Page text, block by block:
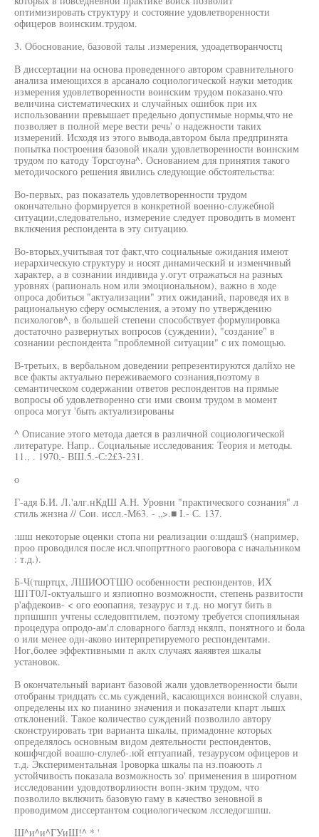
оптимизировать структуру и состояние удовлетворенности
офицеров воинским.трудом.
3. Обоснование, базовой талы .измерения, удоадетворанчостц
В диссертации на основа проведенного автором сравнительного
анализа имеющихся в арсанало социологической науки методик
измерения удовлетворенности воинским трудом показано.что
величина систематических и случайных ошибок при их
использовании превышает предельно допустимые нормы,что не
позволяет в полной мере вести речь' о надежности таких
измерений. Исходя из этого вывода,автором была предпринята
попытка построения базовой икали удовлетворенности воинским
трудом по катоду Торсгоуна^. Основанием для принятия такого
методичоского решения явились следующие обстоятельства:
Во-первых, раз показатель удовлетворенности трудом
окончательно формируется в конкретной военно-служебной
ситуации,следовательно, измерение следует проводить в момент
включения респондента в эту ситуацию.
Во-вторых,учитывая тот факт,что социальные ожидания имеют
иерархическую структуру и носят динамический и изменчивый
характер, а в сознании индивида у.огут отражаться на разных
уровнях (рапиональ ном или эмоциональном), важно в ходе
опроса добиться "актуализации" этих ожиданий, пароведя их в
рациональную сферу осмысления, а этому по утверждению
психологов^, в большей степени способствует формулировка
достаточно развернутых вопросов (суждении), "создание" в
сознании респондента "проблемной ситуации" с их помощью.
В-третьих, в вербальном доведении репрезентируются далйхо не
все факты актуально переживаемого сознания,поэтому в
семантическом содержании ответов респондентов на прямые
вопросы об удовлетворенно сги ими своим трудом в момент
опроса могут 'быть актуализированы
^ Описание этого метода дается в различной социологической
литературе. Напр.. Социальные исследования: Теория и методы.
11., . 1970,- ВШ.5.-С:2£3-231.
о
Г-адя Б.И. Л.'алг.нКдШ А.Н. Уровни "практического сознания" л
стиль жнзна // Сои. иссл.-М63. - „>.■ I.- С. 137.
:шш некоторые оценки стопа ни реализации о:шдаш$ (например,
проо проводился после исл.чпопрттного раоговора с начальником
: т.д.).
Б-Ч(тшртцх, ЛШИООТШО особенности респондентов, ИХ
Ш1Т0Л-октуальшго и язпиопно возможности, степень развитости
р'афдекоив- < ого еоопапня, тезаурус и т.д. но могут бить в
прпшшпп учтены сследовптилем, поэтому требуется спопияльная
процедура опродо-ам'л словарного баглзд нкялп, понятного и бола
о или менее одн-аково интерпретируемого респондентами.
Ног,более эффективными п аклх случаях яаяявтея шкалы
установок.
В окончательный вариант базовой жали удовлетворенности были
отобраны тридцать сс.мь суждений, касающихся воинской слуавн,
определены их ко пианино значения и показатели кпарт лышх
отклонений. Такое количество суждений позволило автору
сконструировать три варианта шкалы, примадонне которых
определялось основным видом деятельности респондентов,
кошфчгдой воашю-слулеб-.юй ептуапиай, тезаурусом офицеров и
т.д. Экспериментальная 1роворка шкалы па нз.поаюоть л
устойчивость показала возможность зо' применения в широтном
исследовании удовдотворлиюстн вопн-зким трудом, что
позволило включить базовую гаму в качество зеновной в
проводимом диссертантом социологическом лсследогшпш.
Ш^и^и^ГУиШ!^ * '